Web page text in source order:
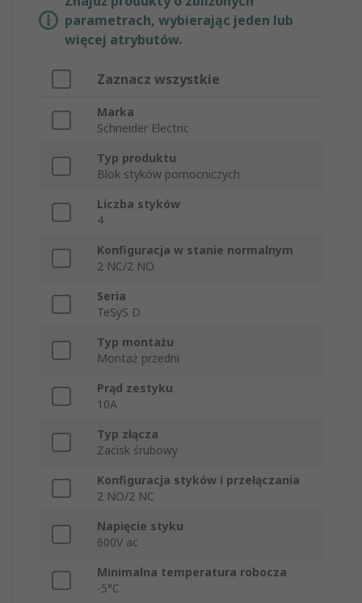
parametrach, wybierając jeden lub
więcej atrybutów.
Zaznacz wszystkie
Marka
Schneider Electric
Typ produktu
Blok styków pomocniczych
Liczba styków
4
Konfiguracja w stanie normalnym
2 NC/2 NO
Seria
TeSyS D
Typ montażu
Montaż przedni
Prąd zestyku
10A
Typ złącza
Zacisk śrubowy
Konfiguracja styków i przełączania
2 NO/2 NC
Napięcie styku
600V ac
Minimalna temperatura robocza
-5°C